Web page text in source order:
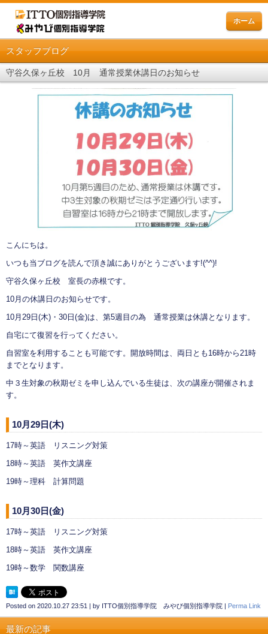
ホーム
スタッフブログ
守谷久保ヶ丘校 10月 通常授業休講日のお知らせ
こんにちは。
いつも当ブログを読んで頂き誠にありがとうございます!(^^)!
守谷久保ヶ丘校 室長の赤根です。
10月の休講日のお知らせです。
10月29日(木)・30日(金)は、第5週目の為 通常授業は休講となります。
自宅にて復習を行ってください。
自習室を利用することも可能です。開放時間は、両日とも16時から21時
までとなります。
中３生対象の秋期ゼミを申し込んでいる生徒は、次の講座が開催されま
す。
10月29日(木)
17時～英語 リスニング対策
18時～英語 英作文講座
19時～理科 計算問題
10月30日(金)
17時～英語 リスニング対策
18時～英語 英作文講座
19時～数学 関数講座
Posted on 2020.10.27 23:51 | by ITTO個別指導学院 みやび個別指導学院 | Perma Link
最新の記事